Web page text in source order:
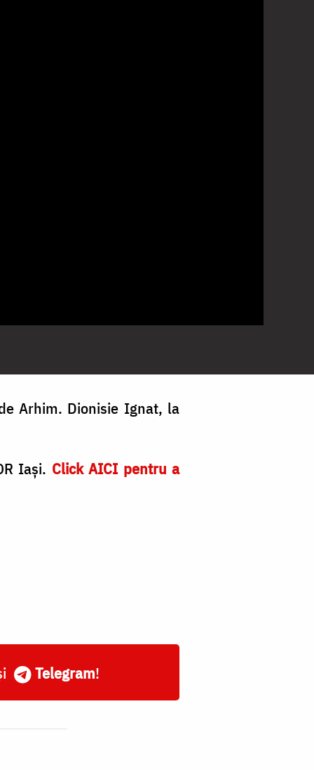
Arhim. Dionisie Ignat, la
Iași. Click AICI pentru a
Telegram!